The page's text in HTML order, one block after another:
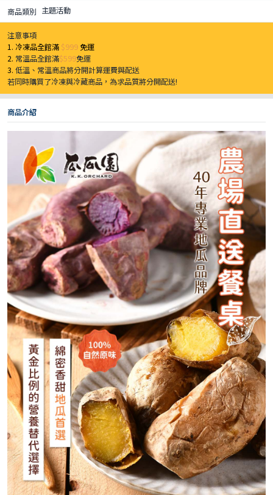
商品類別 主題活動
注意事項
1. 冷凍品全館滿 $999免運
2. 常溫品全館滿$599免運
3.低溫、常溫商品將分開計算運費與配送
若同時購買了冷凍與冷藏商品，為求品質將分開配送!
商品介紹